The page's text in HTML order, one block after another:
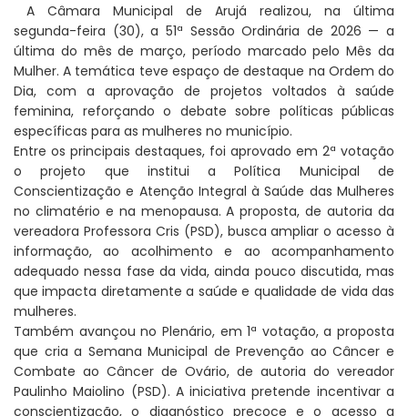
A Câmara Municipal de Arujá realizou, na última
segunda-feira (30), a 51ª Sessão Ordinária de 2026 — a
última do mês de março, período marcado pelo Mês da
Mulher. A temática teve espaço de destaque na Ordem do
Dia, com a aprovação de projetos voltados à saúde
feminina, reforçando o debate sobre políticas públicas
específicas para as mulheres no município.
Entre os principais destaques, foi aprovado em 2ª votação
o projeto que institui a Política Municipal de
Conscientização e Atenção Integral à Saúde das Mulheres
no climatério e na menopausa. A proposta, de autoria da
vereadora Professora Cris (PSD), busca ampliar o acesso à
informação, ao acolhimento e ao acompanhamento
adequado nessa fase da vida, ainda pouco discutida, mas
que impacta diretamente a saúde e qualidade de vida das
mulheres.
Também avançou no Plenário, em 1ª votação, a proposta
que cria a Semana Municipal de Prevenção ao Câncer e
Combate ao Câncer de Ovário, de autoria do vereador
Paulinho Maiolino (PSD). A iniciativa pretende incentivar a
conscientização, o diagnóstico precoce e o acesso a